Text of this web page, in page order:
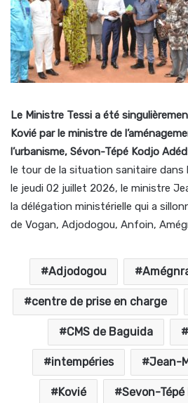
Le Ministre Tessi a été
Kovié par le ministre de
l’urbanisme, Sévon-Tépé Kodjo
le tour de la situation sanitaire dans
le jeudi 02 juillet 2026, le ministre
la délégation ministérielle qui a
de Vogan, Adjodogou, Anfoin,
Adjodogou
centre de prise en charge
CMS de Baguida
intempéries Jean-
Kovié Sevon-